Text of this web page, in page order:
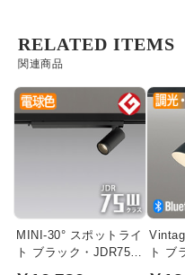
関連商品
RELATED ITEMS
MINI-30° スポットライ
ト ブラック・JDR75W
ト ブ